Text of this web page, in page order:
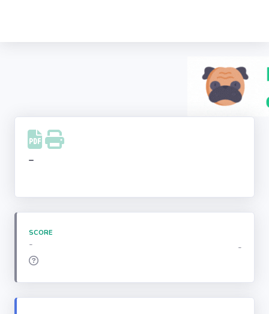
Facebook
Instagram
-
SCORE
- -